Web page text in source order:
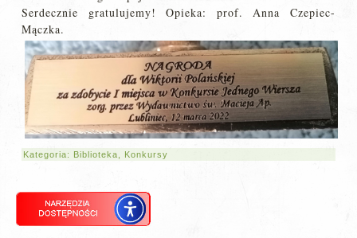
Serdecznie gratulujemy! Opieka: prof. Anna Czepiec-
Mączka.
Kategoria: Biblioteka Konkursy